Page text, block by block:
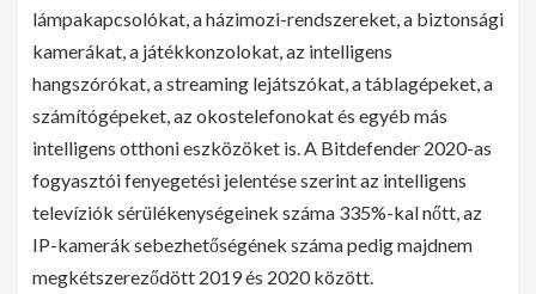
lámpakapcsolókat, a házimozi-rendszereket, a biztonsági
kamerákat, a játékkonzolokat, az intelligens
hangszórókat, a streaming lejátszókat, a táblagépeket, a
számítógépeket, az okostelefonokat és egyéb más
intelligens otthoni eszközöket is. A Bitdefender 2020-as
fogyasztói fenyegetési jelentése szerint az intelligens
televíziók sérülékenységeinek száma 335%-kal nőtt, az
IP-kamerák sebezhetőségének száma pedig majdnem
megkétszereződött 2019 és 2020 között.